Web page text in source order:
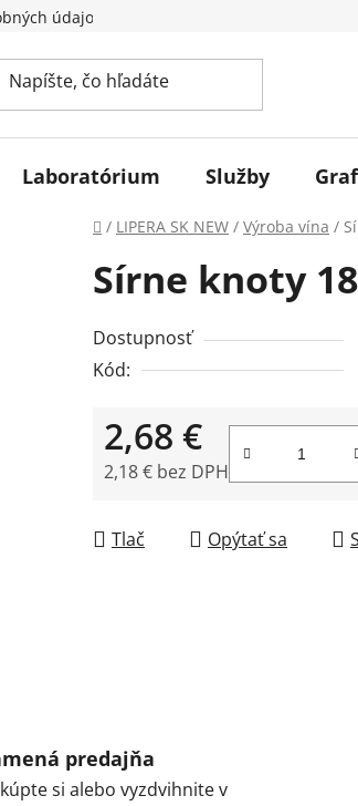
údajov
Laboratórium Služby
Domov
/ LIPERA SK NEW / Výroba vína /
Sírne knoty
Dostupnosť
Kód:
2,68 €
2,18 € bez DPH
Tlač Opýtať sa
predajňa
si alebo vyzdvihnite v